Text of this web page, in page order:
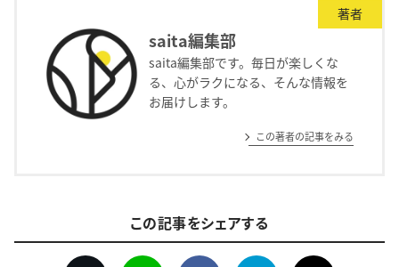
著者
saita編集部
saita編集部です。毎日が楽しくな
る、心がラクになる、そんな情報を
お届けします。
この著者の記事をみる
この記事をシェアする